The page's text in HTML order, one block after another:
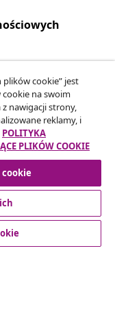
dotyczącej
plików cookie” jest
na swoim
nawigacji strony,
reklamy, i
POLITYKA
PLIKÓW COOKIE